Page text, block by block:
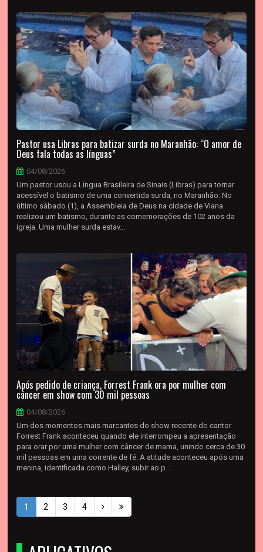
Pastor usa Libras para batizar surda no Maranhão: “O amor de
Deus fala todas as línguas”
04/08/2026
Um pastor usou a Língua Brasileira de Sinais (Libras) para tornar
acessível o batismo de uma convertida surda, no Maranhão. No
último sábado (1), a Assembleia de Deus na cidade de Viana
realizou um batismo, durante as comemorações de 102 anos da
igreja. Uma mulher surda estav...
Após pedido de criança, Forrest Frank ora por mulher com
câncer em show com 30 mil pessoas
04/08/2026
Um dos momentos mais marcantes do show recente do cantor
Forrest Frank aconteceu quando ele interrompeu a apresentação
para orar por uma mulher com câncer de mama, unindo cerca de 30
mil pessoas em uma corrente de fé. A atitude aconteceu após uma
menina, identificada como Halley, subir ao p...
1 2 3 4